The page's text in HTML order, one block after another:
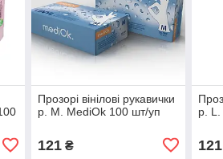
Прозорі вінілові рукавички
р. М. MediOk 100 шт/уп
121₴
р.
121